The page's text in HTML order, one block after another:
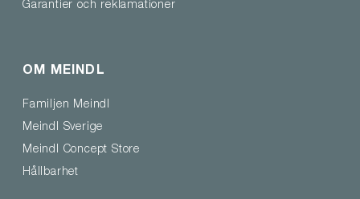
Garantier och reklamationer
OM MEINDL
Familjen Meindl
Meindl Sverige
Meindl Concept Store
Hållbarhet